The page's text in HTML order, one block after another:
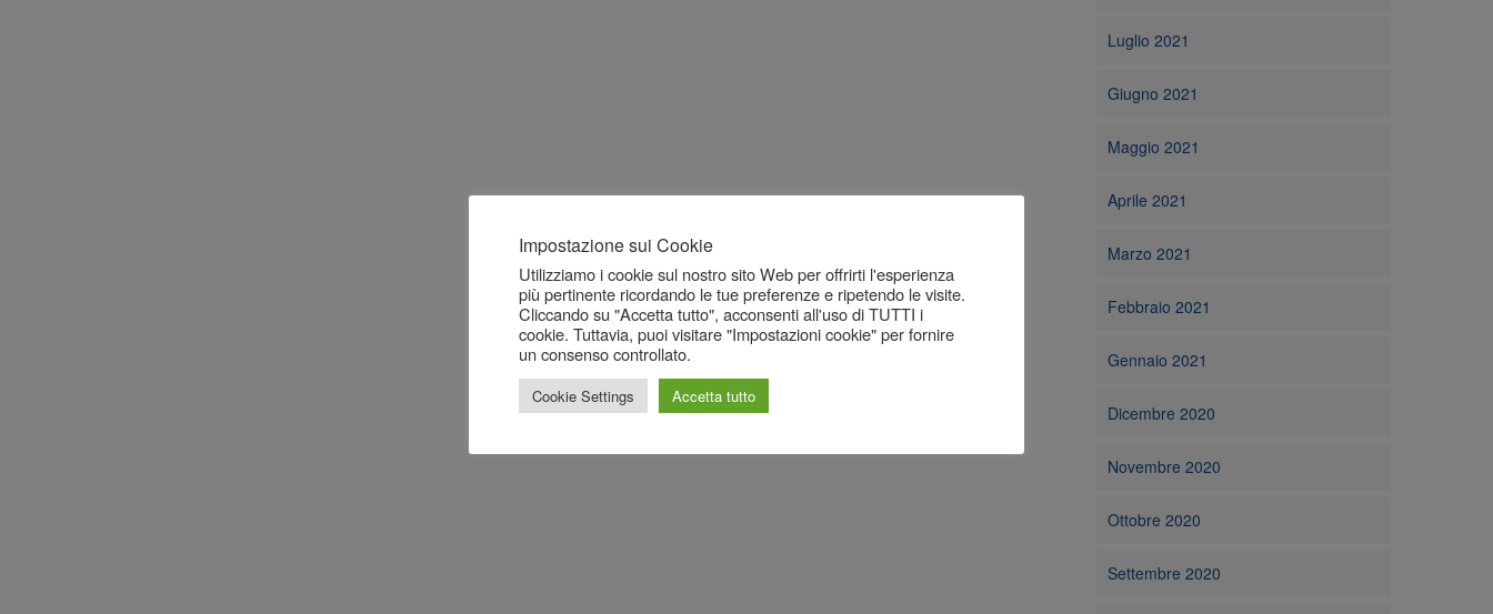
Luglio 2021
Giugno 2021
Maggio 2021
Aprile 2021
Marzo 2021
Febbraio 2021
Gennaio 2021
Dicembre 2020
Novembre 2020
Ottobre 2020
Settembre 2020
Impostazione sui Cookie
Utilizziamo i cookie sul nostro sito Web per offrirti l'esperienza
più pertinente ricordando le tue preferenze e ripetendo le visite.
Cliccando su "Accetta tutto", acconsenti all'uso di TUTTI i
cookie. Tuttavia, puoi visitare "Impostazioni cookie" per fornire
un consenso controllato.
Cookie Settings Accetta tutto